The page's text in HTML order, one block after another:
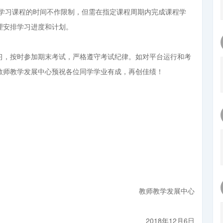
习课程的时间不作限制，但需在指定课程周期内完成课程学
排学习进度和计划。
按时参加期末考试，严格遵守考试纪律。如对平台运行和考
教学发展中心预祝各位同学学业有成，再创佳绩！
教师教学发展中心
2018年12月6日